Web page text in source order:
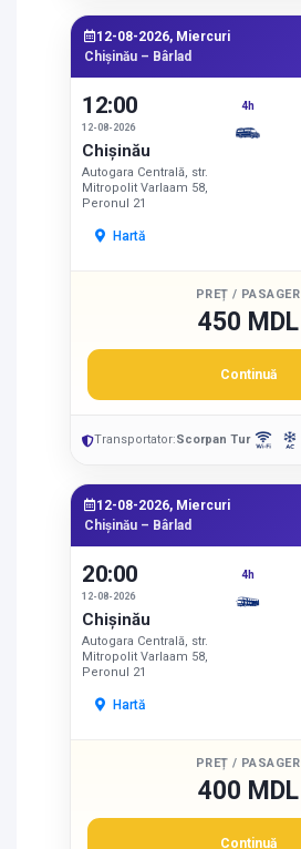
12-08-2026, Miercuri
Chișinău – Bârlad
12:00
12-08-2026
Chișinău
Autogara Centrală, str.
Mitropolit Varlaam 58,
Peronul 21
Hartă
4h
PREȚ / PASAGER
450 MDL
Continuă
Transportator:Scorpan Tur
12-08-2026, Miercuri
Chișinău – Bârlad
20:00
12-08-2026
Chișinău
Autogara Centrală, str.
Mitropolit Varlaam 58,
Peronul 21
Hartă
4h
PREȚ / PASAGER
400 MDL
Continuă